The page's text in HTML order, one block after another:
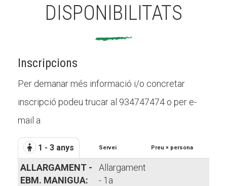
DISPONIBILITATS
Inscripcions
Per demanar més informació i/o concretar
inscripció podeu trucar al 934747474 o per e-
mail a
1 - 3 anys Servei Preu × persona
ALLARGAMENT -
EBM. MANIGUA:
Allargament
- 1a